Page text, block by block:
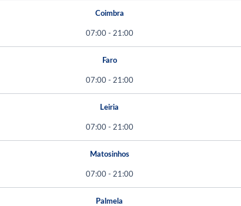
Coimbra
07:00 - 21:00
Faro
07:00 - 21:00
Leiria
07:00 - 21:00
Matosinhos
07:00 - 21:00
Palmela